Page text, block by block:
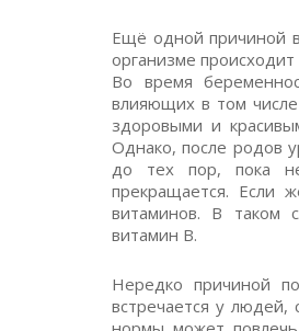
Ещё одной причиной
организме
Во время
влияющих в том
здоровыми и
Однако, после родов
до тех пор, пока не
прекращается. Если
витаминов. В таком
витамин B.
Нередко причиной
встречается у